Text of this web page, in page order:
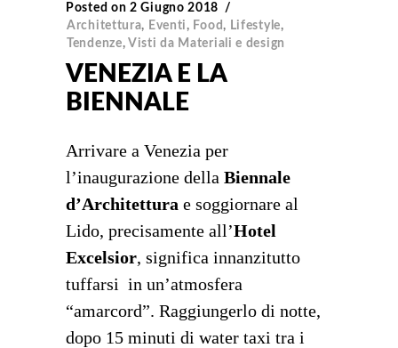
Posted on 2 Giugno 2018
Architettura, Eventi, Food, Lifestyle,
Tendenze,Visti da Materiali e design
VENEZIA E LA
BIENNALE
Arrivare a Venezia per
l’inaugurazione della Biennale
d’Architettura e soggiornare al
Lido, precisamente all’Hotel
Excelsior, significa innanzitutto
tuffarsi in un’atmosfera
“amarcord”. Raggiungerlo di notte,
dopo 15 minuti di water taxi tra i